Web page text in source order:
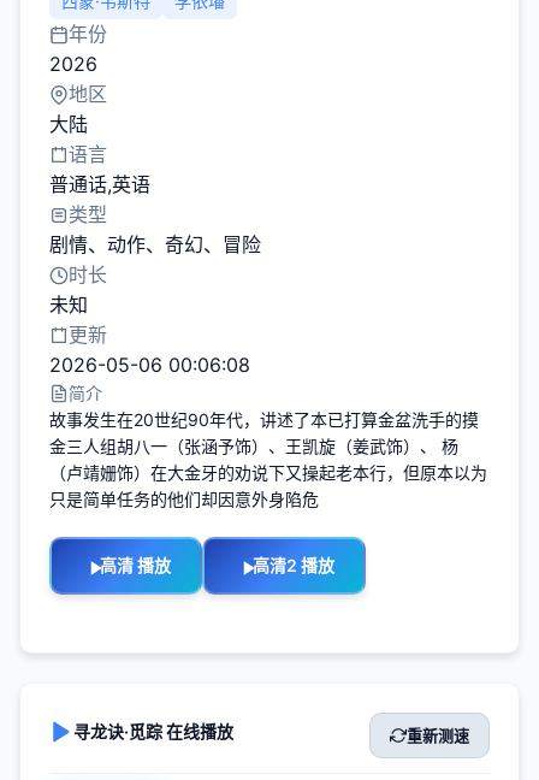
年份
2026
地区
大陆
语言
普通话,英语
类型
剧情、 动作、 奇幻、 冒险
时长
未知
更新
2026-05-06 00:06:08
简介
故事发生在20世纪90年代，讲述了本已打算金盆洗手的摸
金三人组胡八一（张涵予饰）、王凯旋（姜武饰）、 杨
（卢靖姗饰）在大金牙的劝说下又操起老本行，但原本以为
只是简单任务的他们却因意外身陷危
高清 播放 高清2 播放
寻龙诀·觅踪 在线播放 重新测速